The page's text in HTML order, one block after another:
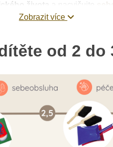
života a nacvičujte
Zobrazit více
od 2 do